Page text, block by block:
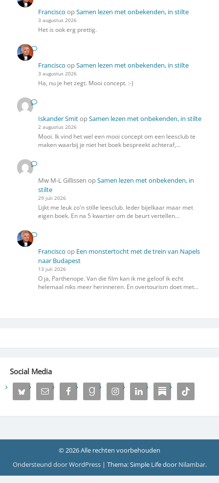
Francisco opSamen lezen met onbekenden, in stilte
3 augustus 2026
Het is ook erg prettig.
Francisco opSamen lezen met onbekenden, in stilte
3 augustus 2026
Ha, nu je het zegt. Mooi concept. :-)
Iskander SmitopSamen lezen met onbekenden, in stilte
2 augustus 2026
Mooi. Ik vind het wel een mooi concept om een leesclub te
maken waarbij je niet het boek bespreekt achteraf,…
Mw M-L Gillissen opSamen lezen met onbekenden, in
stilte
29 juli 2026
Lijkt me leuk zo'n stille leesclub. Ieder bijelkaar maar met
eigen boek. En na 5 kwartier om de beurt vertellen…
Francisco op Een monstertocht met de trein van Napels
naar Budapest
13 juli 2026
O ja, Parthenope. Van die film kan ik me geloof ik echt
helemaal niks meer herinneren. En overtourism doet met…
Social Media
© 2026 Alle rechten voorbehouden
Ondersteund door WordPress | Thema: Simple Life door Nilambar.